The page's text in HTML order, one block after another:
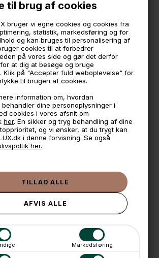
til brug af cookies
bruger vi egne cookies og cookies fra
statistik, markedsføring og for
og kan bruges til personalisering af
cookies til at forbedrer
på vores side og gør det derfor
at dig at besøge og bruge
Klik på "Accepter fuld weboplevelse" for
til brugen af cookies.
information om, hvordan
behandler dine personoplysninger i
cookies i vores afsnit om
her. En sikker og tryg behandling af dine
og vi ønsker, at du trygt kan
i denne forvisning. Se også
her.
Markedsføring
rum og et lille rum med lynlås på
& vi sender samme dag på hverdage
i kurven, er den på lager
1200 anmeldelser ★★★★★
over 999,- ellers fra 49,- med GLS
mail@boxdelux.dk(24/7)
ANDRE IDÉER